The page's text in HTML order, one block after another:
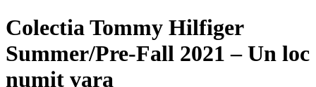
Colectia Tommy Hilfiger
Summer/Pre-Fall 2021 – Un loc
numit vara